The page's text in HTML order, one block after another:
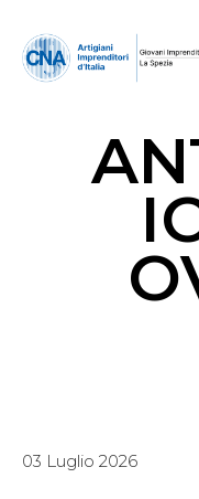
03 Luglio 2026